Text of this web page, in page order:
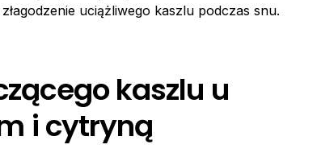
uciążliwego kaszlu podczas snu.
kaszlu u
i cytryną